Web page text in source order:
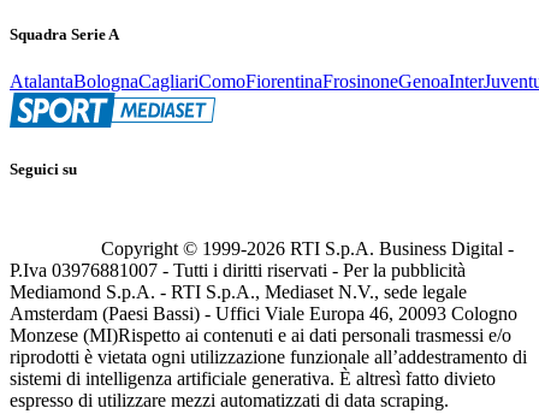
Squadra Serie A
AtalantaBolognaCagliariComoFiorentinaFrosinoneGenoaInter
Seguici su
Copyright © 1999-2026 RTI S.p.A. Business Digital -
P.Iva 03976881007 - Tutti i diritti riservati - Per la pubblicità
Mediamond S.p.A. - RTI S.p.A., Mediaset N.V., sede legale
Amsterdam (Paesi Bassi) - Uffici Viale Europa 46, 20093 Cologno
Monzese (MI)Rispetto ai contenuti e ai dati personali trasmessi e/o
riprodotti è vietata ogni utilizzazione funzionale all’addestramento di
sistemi di intelligenza artificiale generativa. È altresì fatto divieto
espresso di utilizzare mezzi automatizzati di data scraping.